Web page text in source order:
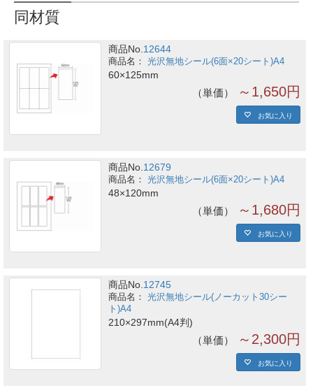
同材質
商品No.12644
光沢無地シール(6面×20シート)A4
60×125mm
単価 ～1,650円
お気に入り
商品No. 12679
光沢無地シール(6面×20シート)A4
48×120mm
単価 ～1,680円
お気に入り
商品No. 12745
光沢無地シール(ノーカット30シー
ト)A4
210×297mm(A4判)
単価 ～2,300円
お気に入り